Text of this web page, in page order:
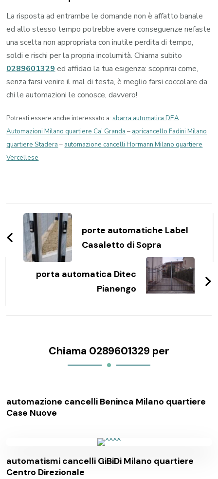
La risposta ad entrambe le domande non è affatto banale
ed allo stesso tempo potrebbe avere conseguenze nefaste
una scelta non appropriata con inutile perdita di tempo,
soldi e rischi per la propria incolumità. Chiama subito
0289601329 ed affidaci la tua esigenza: scoprirai come,
senza farsi venire il mal di testa, è meglio farsi coccolare da
chi le automazioni le conosce, davvero!
Potresti essere anche interessato a: sbarra automatica DEA
Automazioni Milano quartiere Ca’ Granda – apricancello Fadini Milano
quartiere Stadera – automazione cancelli Hormann Milano quartiere
Vercellese
Navigazione
articoli
porte automatiche Label
Casaletto di Sopra
porta automatica Ditec
Pianengo
Chiama 0289601329 per
automazione cancelli Beninca Milano quartiere
Case Nuove
automatismi cancelli GiBiDi Milano quartiere
Centro Direzionale